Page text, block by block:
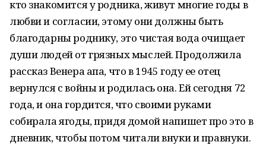
кто знакомится у родника, живут многие годы в
любви и согласии, этому они должны быть
благодарны роднику, это чистая вода очищает
души людей от грязных мыслей. Продолжила
рассказ Венера апа, что в 1945 году ее отец
вернулся с войны и родилась она. Ей сегодня 72
года, и она гордится, что своими руками
собирала ягоды, придя домой напишет про это в
дневник, чтобы потом читали внуки и правнуки.